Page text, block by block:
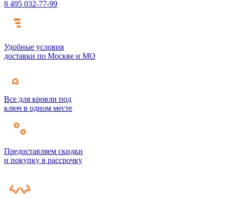
8 495 032-77-99
Удобные условия
доставки по Москве и МО
Все для кровли под
ключ в одном месте
Предоставляем скидки
и покупку в рассрочку